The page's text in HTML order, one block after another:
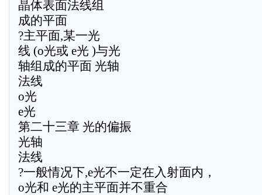
晶体表面法线组
成的平面
?主平面,某一光
线 (o光或 e光 )与光
轴组成的平面 光轴
法线
o光
e光
第二十三章 光的偏振
光轴
法线
?一般情况下,e光不一定在入射面内，
o光和 e光的主平面并不重合